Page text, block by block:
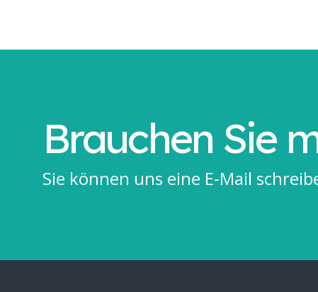
Brauchen Sie
Sie können uns eine E-Mail